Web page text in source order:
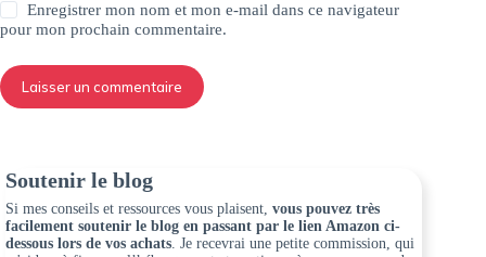
Enregistrer mon nom et mon e-mail dans ce navigateur
pour mon prochain commentaire.
Laisser un commentaire
Soutenir le blog
Si mes conseils et ressources vous plaisent, vous pouvez très
facilement soutenir le blog en passant par le lien Amazon ci-
dessous lors de vos achats . Je recevrai une petite commission, qui